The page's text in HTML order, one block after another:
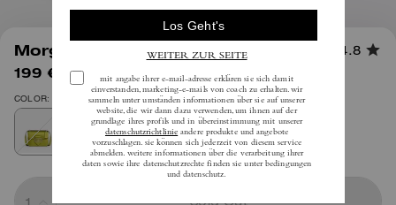
Morgan Square Crossbody 4.8
199 € 495 €
COLOR: Silber/Metallic Zitrin